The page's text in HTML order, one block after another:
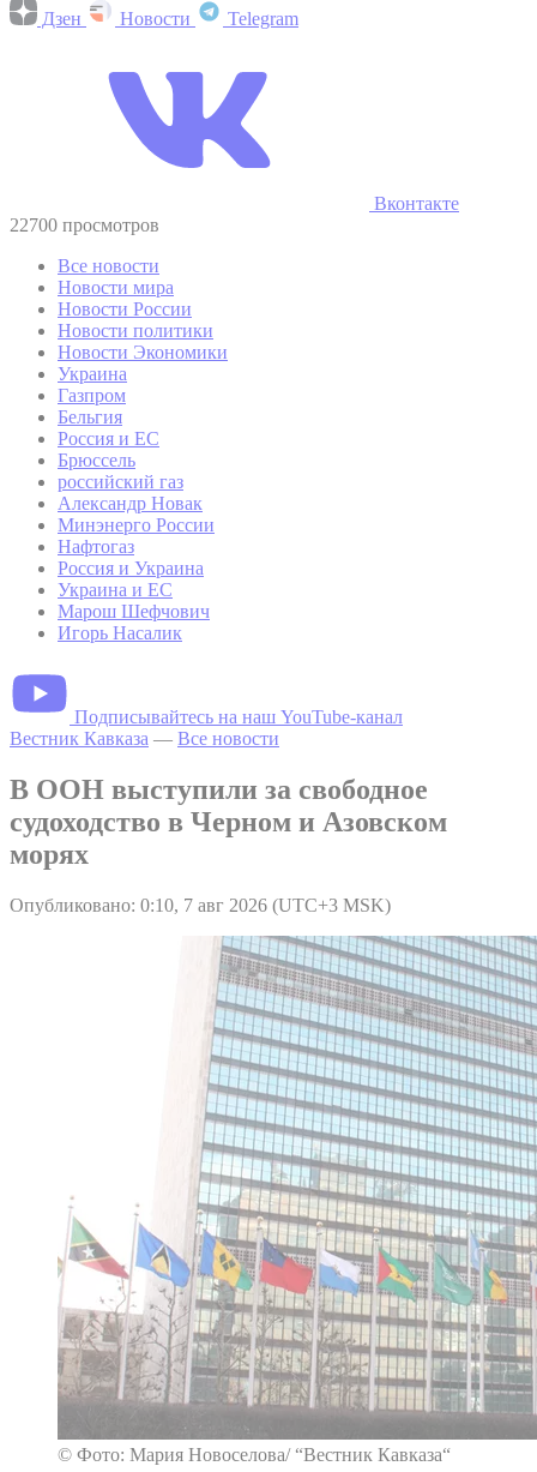
Дзен Новости Telegram
Вконтакте
22700 просмотров
Все новости
Новости мира
Новости России
Новости политики
Новости Экономики
Украина
Газпром
Бельгия
Россия и ЕС
Брюссель
российский газ
Александр Новак
Минэнерго России
Нафтогаз
Россия и Украина
Украина и ЕС
Марош Шефчович
Игорь Насалик
Подписывайтесь на наш YouTube-канал
Вестник Кавказа — Все новости
В ООН выступили за свободное
судоходство в Черном и Азовском
морях
Опубликовано: 0:10, 7 авг 2026 (UTC+3 MSK)
© Фото: Мария Новоселова/ “Вестник Кавказа“